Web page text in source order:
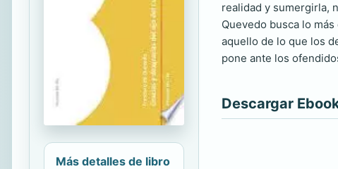
Más detalles de libro
realidad y sumergirla,
Quevedo busca lo
aquello de lo que los
pone ante los
Descargar